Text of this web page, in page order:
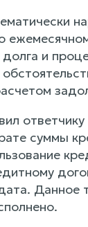
и
суммы
Данное